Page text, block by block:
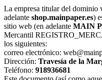
La empresa titular del dominio
adelante shop.mainpaper.es)
sitio web (en adelante MAIN
Mercantil
los siguientes:
correo electrónico:
Dirección: Travesía de la
Teléfono: 918936681